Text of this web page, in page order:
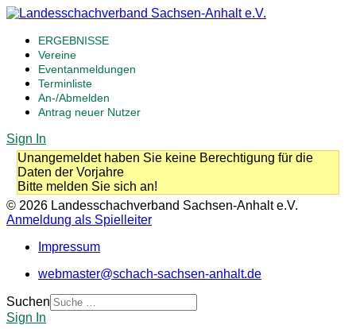
ERGEBNISSE
Vereine
Eventanmeldungen
Terminliste
An-/Abmelden
Antrag neuer Nutzer
Sign In
Unangemeldet haben Sie keine Berechtigung für die
Daten der Vorjahre
Bitte melden Sie sich an!
© 2026 Landesschachverband Sachsen-Anhalt e.V.
Anmeldung als Spielleiter
Impressum
webmaster@schach-sachsen-anhalt.de
Suchen
Sign In